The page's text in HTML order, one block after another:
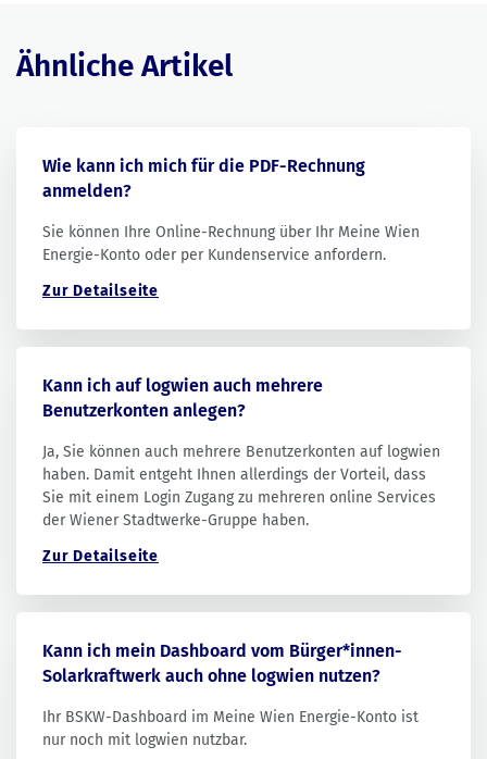
Ähnliche Artikel
Wie kann ich mich für die PDF-Rechnung
anmelden?
Sie können Ihre Online-Rechnung über Ihr Meine Wien
Energie-Konto oder per Kundenservice anfordern.
Zur Detailseite
Kann ich auf logwien auch mehrere
Benutzerkonten anlegen?
Ja, Sie können auch mehrere Benutzerkonten auf logwien
haben. Damit entgeht Ihnen allerdings der Vorteil, dass
Sie mit einem Login Zugang zu mehreren online Services
der Wiener Stadtwerke-Gruppe haben.
Zur Detailseite
Kann ich mein Dashboard vom Bürger*innen-
Solarkraftwerk auch ohne logwien nutzen?
Ihr BSKW-Dashboard im Meine Wien Energie-Konto ist
nur noch mit logwien nutzbar.